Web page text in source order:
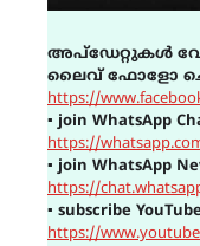
അപ്ഡേറ്റുകൾ
ലൈവ് ഫോളോ
https://
▪ join WhatsApp
https://
▪ join WhatsApp
https://
▪ subscribe
https://